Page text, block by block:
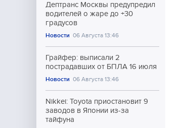
Дептранс Москвы предупредил
водителей о жаре до +30
градусов
Новости 06 Августа 13:46
Грайфер: выписали 2
пострадавших от БПЛА 16 июля
Новости 06 Августа 13:46
Nikkei: Toyota приостановит 9
заводов в Японии из-за
тайфуна